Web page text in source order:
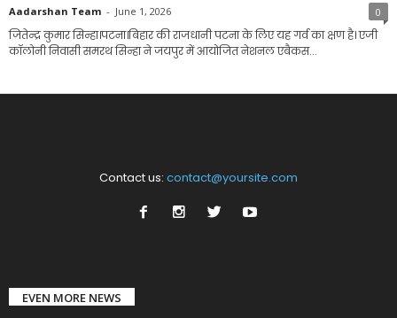
Aadarshan Team - June 1, 2026 0
जितेन्द्र कुमार सिन्हा।पटना।बिहार की राजधानी पटना के लिए यह गर्व का क्षण है। एजी
कॉलोनी निवासी समरथ सिन्हा ने जयपुर में आयोजित नेशनल एबैकस...
Contact us: contact@yoursite.com
EVEN MORE NEWS